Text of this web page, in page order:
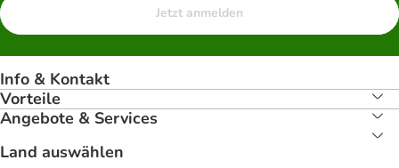
Jetzt anmelden
Info & Kontakt
Vorteile
Angebote & Services
Land auswählen